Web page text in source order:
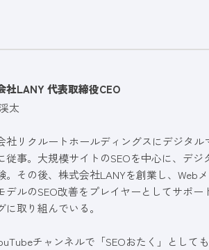
社LANY 代表取締役CEO
太
社リクルートホールディングスにデジタ
従事。大規模サイトのSEOを中心に、デ
。その後、株式会社LANYを創業し、Web
デルのSEO改善をプレイヤーとしてサポ
に取り組んでいる。
チャンネルで「SEOおたく」として